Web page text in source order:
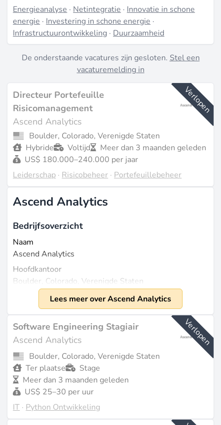
Energieanalyse · Netintegratie · Innovatie in schone
energie · Investering in schone energie ·
Infrastructuurontwikkeling · Duurzaamheid
De onderstaande vacatures zijn gesloten. Stel een
vacaturemelding in
Verlopen
Directeur Portefeuille
Risicomanagement
Ascend Analytics
Boulder, Colorado, Verenigde Staten
Hybride
Voltijd
Meer dan 3 maanden geleden
US$ 180.000–240.000 per jaar
Leiderschap · Risicobeheer · Portefeuillebeheer
Ascend Analytics
Bedrijfsoverzicht
Naam
Ascend Analytics
Hoofdkantoor
Boulder, Colorado, Verenigde Staten
Grootte
Ongeveer 170 medewerkers (bron:
builtincolorado.com
). Omzet van $31,5 miljoen (datum
niet gespecificeerd, mogelijk voor 2023) (bron:
cbinsights.com).
Wat Ze Doen
Ascend Analytics is gespecialiseerd in
marktintelligentie en analytische oplossingen die zijn
Lees meer over Ascend Analytics
Verlopen
Software Engineering Stagiair
Ascend Analytics
Boulder, Colorado, Verenigde Staten
Ter plaatse
Stage
Meer dan 3 maanden geleden
US$ 25–30 per uur
IT · Python Ontwikkeling